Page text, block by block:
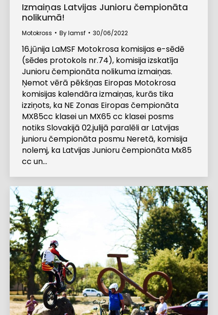
Izmaiņas Latvijas Junioru čempionāta
nolikumā!
Motokross Bylamsf 30/06/2022
16.jūnija LaMSF Motokrosa komisijas e-sēdē
(sēdes protokols nr.74), komisija izskatīja
Junioru čempionāta nolikuma izmaiņas.
Ņemot vērā pēkšņas Eiropas Motokrosa
komisijas kalendāra izmaiņas, kurās tika
izziņots, ka NE Zonas Eiropas čempionāta
MX85cc klasei un MX65 cc klasei posms
notiks Slovakijā 02.julijā paralēli ar Latvijas
junioru čempionāta posmu Neretā, komisija
nolemj, ka Latvijas Junioru čempionāta Mx85
cc un…